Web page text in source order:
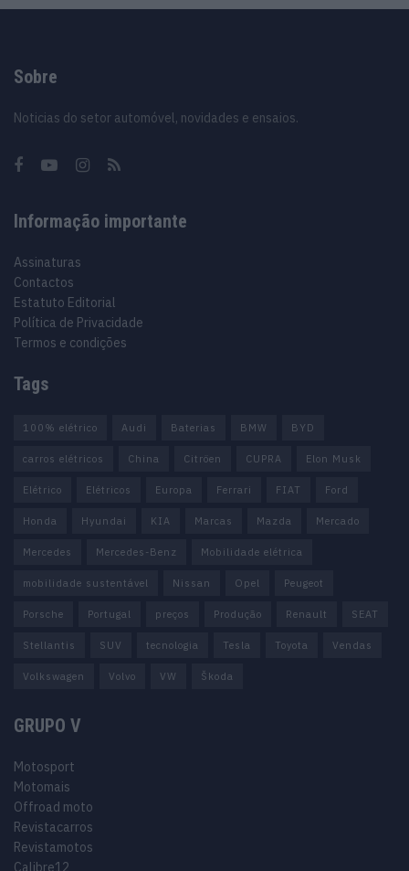
Sobre
Noticias do setor automóvel, novidades e ensaios.
Informação importante
Assinaturas
Contactos
Estatuto Editorial
Política de Privacidade
Termos e condições
Tags
100% elétrico Audi Baterias BMW BYD
carros elétricos China Citröen CUPRA Elon Musk
Elétrico Elétricos Europa Ferrari FIAT Ford
Honda Hyundai KIA Marcas Mazda Mercado
Mercedes Mercedes-Benz Mobilidade elétrica
mobilidade sustentável Nissan Opel Peugeot
Porsche Portugal preços Produção Renault SEAT
Stellantis SUV tecnologia Tesla Toyota Vendas
Volkswagen Volvo VW Škoda
GRUPO V
Motosport
Motomais
Offroad moto
Revistacarros
Revistamotos
Calibre12